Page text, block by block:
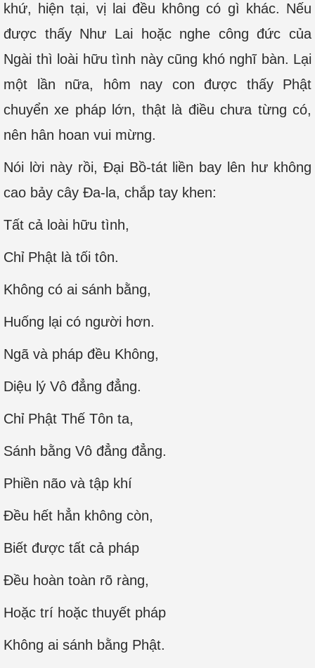
khứ, hiện tại, vị lai đều không có gì khác. Nếu
được thấy Như Lai hoặc nghe công đức của
Ngài thì loài hữu tình này cũng khó nghĩ bàn. Lại
một lần nữa, hôm nay con được thấy Phật
chuyển xe pháp lớn, thật là điều chưa từng có,
nên hân hoan vui mừng.
Nói lời này rồi, Đại Bồ-tát liền bay lên hư không
cao bảy cây Đa-la, chắp tay khen:
Tất cả loài hữu tình,
Chỉ Phật là tối tôn.
Không có ai sánh bằng,
Huống lại có người hơn.
Ngã và pháp đều Không,
Diệu lý Vô đẳng đẳng.
Chỉ Phật Thế Tôn ta,
Sánh bằng Vô đẳng đẳng.
Phiền não và tập khí
Ðều hết hẳn không còn,
Biết được tất cả pháp
Đều hoàn toàn rõ ràng,
Hoặc trí hoặc thuyết pháp
Không ai sánh bằng Phật.